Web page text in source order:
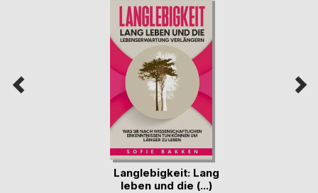
Langlebigkeit: Lang
leben und die (...)